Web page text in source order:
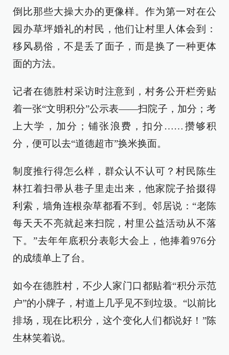
倒比那些大操大办的更像样。作为第一对在公
园办草坪婚礼的村民，他们让村里人体会到：
移风易俗，不是丢了面子，而是换了一种更体
面的方法。
记者在德胜村采访时注意到，村务公开栏旁贴
着一张“文明积分”公示表——扫院子，加分；考
上大学，加分；铺张浪费，扣分……攒够积
分，便可以去“道德超市”换米换面。
制度推行得怎么样，群众认不认可？村民陈生
林扛着扫帚从巷子里走出来，他家院子拾掇得
利索，墙角连根杂草都看不到。邻居说：“老陈
每天天不亮就起来扫院，村里公益活动从不落
下。”去年年底积分表彰大会上，他捧着976分
的成绩单上了台。
如今在德胜村，不少人家门口都贴着“积分示范
户”的小牌子，村道上几乎见不到垃圾。“以前比
排场，现在比积分，这个变化人们都说好！”陈
生林笑着说。